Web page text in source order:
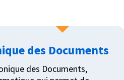
des Documents
des Documents,